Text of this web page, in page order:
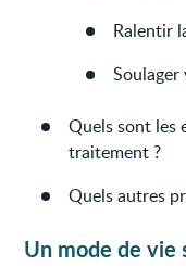
Ralentir
Soulager
Quels sont les
traitement ?
Quels autres
Un mode de vie